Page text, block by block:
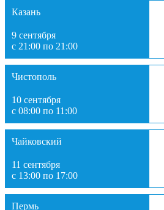
Казань
9 сентября
с 21:00 по 21:00
Чистополь
10 сентября
с 08:00 по 11:00
Чайковский
11 сентября
с 13:00 по 17:00
Пермь